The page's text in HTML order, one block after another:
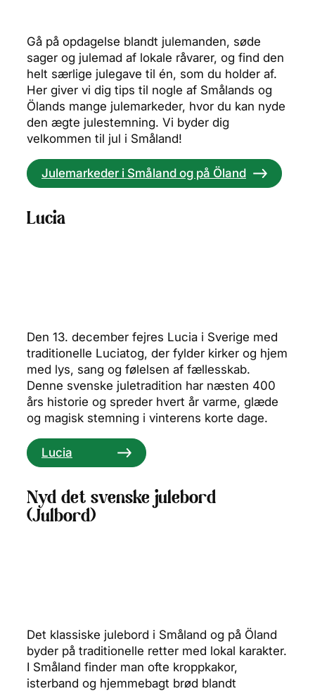
Gå på opdagelse blandt julemanden, søde
sager og julemad af lokale råvarer, og find den
helt særlige julegave til én, som du holder af.
Her giver vi dig tips til nogle af Smålands og
Ölands mange julemarkeder, hvor du kan nyde
den ægte julestemning. Vi byder dig
velkommen til jul i Småland!
Julemarkeder i Småland og på Öland
Lucia
Den 13. december fejres Lucia i Sverige med
traditionelle Luciatog, der fylder kirker og hjem
med lys, sang og følelsen af fællesskab.
Denne svenske juletradition har næsten 400
års historie og spreder hvert år varme, glæde
og magisk stemning i vinterens korte dage.
Lucia
Nyd det svenske julebord
(Julbord)
Det klassiske julebord i Småland og på Öland
byder på traditionelle retter med lokal karakter.
I Småland finder man ofte kroppkakor,
isterband og hjemmebagt brød blandt